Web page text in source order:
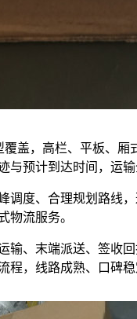
盖，高栏、平板、
预计到达时间，运输
调度、合理规划路线
物流服务。
输、末端派送、签收
程，线路成熟、口碑稳